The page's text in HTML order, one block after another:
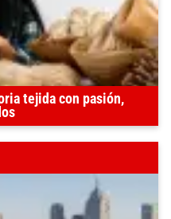
tejida con pasión,